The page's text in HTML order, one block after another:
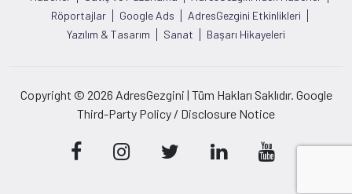
Röportajlar
Google Ads
AdresGezgini Etkinlikleri
Yazılım & Tasarım
Sanat Başarı Hikayeleri
Copyright © 2026 AdresGezgini | Tüm Hakları Saklıdır. Google
Third-Party Policy / Disclosure Notice